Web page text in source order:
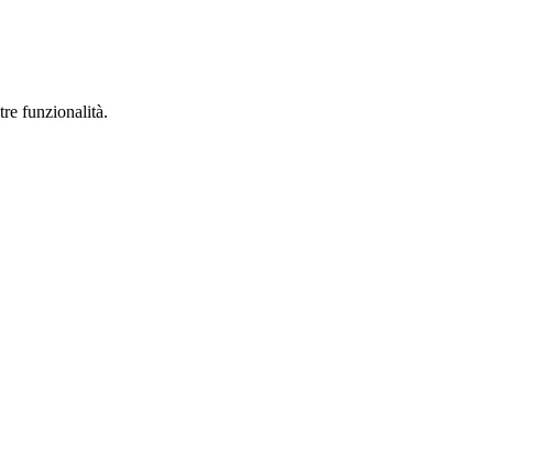
funzionalità.